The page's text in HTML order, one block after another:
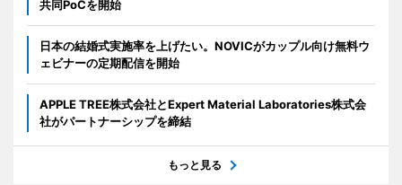
共同PoCを開始
日本の結婚式実施率を上げたい。NOVICがカップル向け無料ウ
ェビナーの定期配信を開始
APPLE TREE株式会社とExpert Material Laboratories株式会
社がパートナーシップを締結
もっと見る